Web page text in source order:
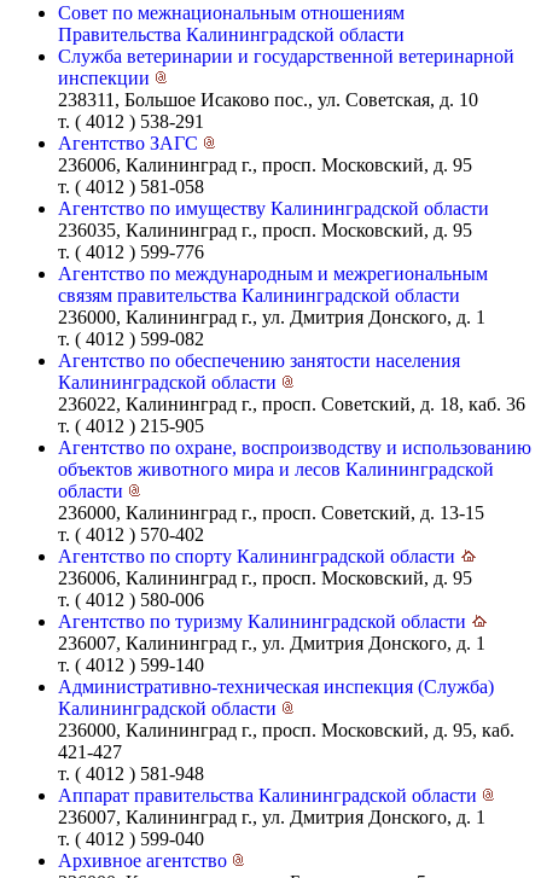
Совет по межнациональным отношениям
Правительства Калининградской области
Служба ветеринарии и государственной ветеринарной
инспекции
238311, Большое Исаково пос., ул. Советская, д. 10
т. ( 4012 ) 538-291
Агентство ЗАГС
236006, Калининград г., просп. Московский, д. 95
т. ( 4012 ) 581-058
Агентство по имуществу Калининградской области
236035, Калининград г., просп. Московский, д. 95
т. ( 4012 ) 599-776
Агентство по международным и межрегиональным
связям правительства Калининградской области
236000, Калининград г., ул. Дмитрия Донского, д. 1
т. ( 4012 ) 599-082
Агентство по обеспечению занятости населения
Калининградской области
236022, Калининград г., просп. Советский, д. 18, каб. 36
т. ( 4012 ) 215-905
Агентство по охране, воспроизводству и использованию
объектов животного мира и лесов Калининградской
области
236000, Калининград г., просп. Советский, д. 13-15
т. ( 4012 ) 570-402
Агентство по спорту Калининградской области
236006, Калининград г., просп. Московский, д. 95
т. ( 4012 ) 580-006
Агентство по туризму Калининградской области
236007, Калининград г., ул. Дмитрия Донского, д. 1
т. ( 4012 ) 599-140
Административно-техническая инспекция (Служба)
Калининградской области
236000, Калининград г., просп. Московский, д. 95, каб.
421-427
т. ( 4012 ) 581-948
Аппарат правительства Калининградской области
236007, Калининград г., ул. Дмитрия Донского, д. 1
т. ( 4012 ) 599-040
Архивное агентство